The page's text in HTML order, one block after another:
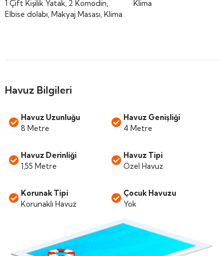
1 Çift Kişilik Yatak, 2 Komodin,
Elbise dolabı, Makyaj Masası, Klima
Klima
Havuz Bilgileri
Havuz Uzunluğu
8 Metre
Havuz Genişliği
4 Metre
Havuz Derinliği
1,55 Metre
Havuz Tipi
Özel Havuz
Korunak Tipi
Korunaklı Havuz
Çocuk Havuzu
Yok